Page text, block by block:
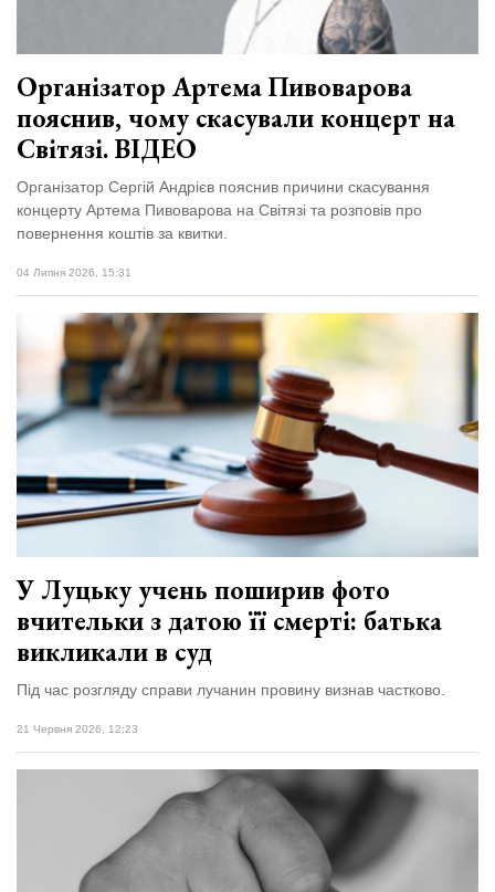
Спартакіада
Всі розділи
Персона
Лайф
Афіша
Контакти
Політика конфіденційності
Організатор Артема Пивоварова
пояснив, чому скасували концерт на
Світязі. ВІДЕО
Організатор Сергій Андрієв пояснив причини скасування
концерту Артема Пивоварова на Світязі та розповів про
повернення коштів за квитки.
04 Липня 2026, 15:31
У Луцьку учень поширив фото
вчительки з датою її смерті: батька
викликали в суд
Під час розгляду справи лучанин провину визнав частково.
21 Червня 2026, 12:23